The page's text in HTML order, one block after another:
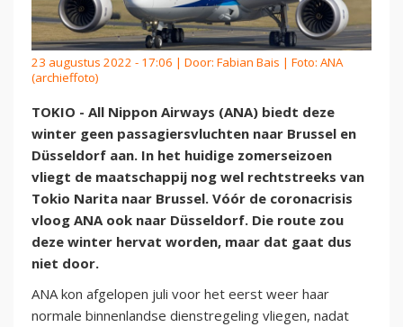
23 augustus 2022 - 17:06 | Door: Fabian Bais | Foto: ANA
(archieffoto)
TOKIO - All Nippon Airways (ANA) biedt deze
winter geen passagiersvluchten naar Brussel en
Düsseldorf aan. In het huidige zomerseizoen
vliegt de maatschappij nog wel rechtstreeks van
Tokio Narita naar Brussel. Vóór de coronacrisis
vloog ANA ook naar Düsseldorf. Die route zou
deze winter hervat worden, maar dat gaat dus
niet door.
ANA kon afgelopen juli voor het eerst weer haar
normale binnenlandse dienstregeling vliegen, nadat